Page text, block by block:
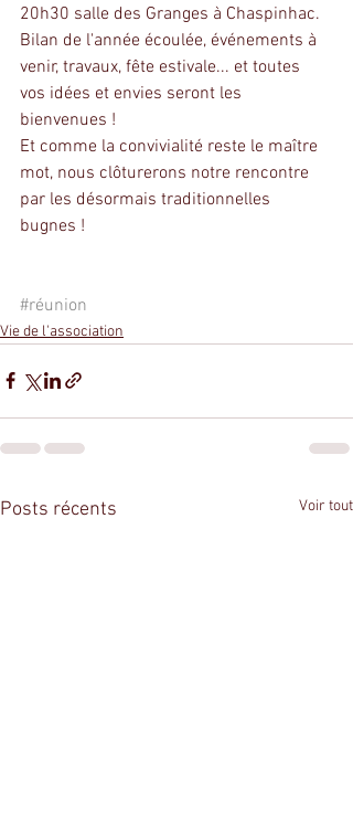
20h30 salle des Granges à Chaspinhac.
Bilan de l'année écoulée, événements à
venir, travaux, fête estivale... et toutes
vos idées et envies seront les
bienvenues !
Et comme la convivialité reste le maître
mot, nous clôturerons notre rencontre
par les désormais traditionnelles
bugnes !
#réunion
Vie de l'association
Posts récents Voir tout